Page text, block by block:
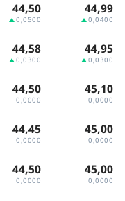
44,50
0,0500
44,99
0,0400
44,58
0,0300
44,95
0,0300
44,50
0,0000
45,10
0,0000
44,45
0,0000
45,00
0,0000
44,50
0,0000
45,00
0,0000